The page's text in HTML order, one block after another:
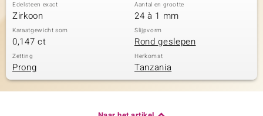
Edelsteen exact
Zirkoon
Aantal en grootte
24 à 1 mm
Karaatgewicht som
0,147 ct
Slijpvorm
Rond geslepen
Zetting
Prong
Herkomst
Tanzania